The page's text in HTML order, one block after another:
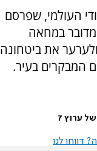
העולמי, שפרסם
מדובר במחאה
ולערער את ביטחונה
המבקרים בעיר.
ערוץ 7
דווחו לנו